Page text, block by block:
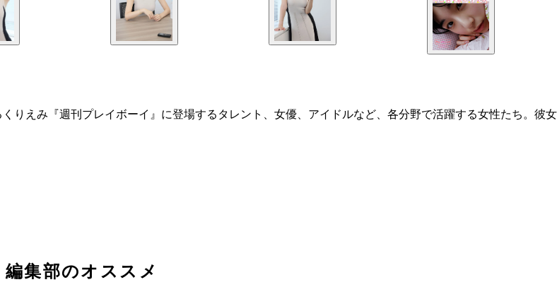
りえみ『週刊プレイボーイ』に登場するタレント、女優、アイドルなど、各分野で活躍する女性たち。彼女
編集部のオススメ